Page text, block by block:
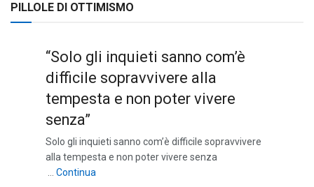
PILLOLE DI OTTIMISMO
“Solo gli inquieti sanno com’è
difficile sopravvivere alla
tempesta e non poter vivere
senza”
Solo gli inquieti sanno com’è difficile sopravvivere
alla tempesta e non poter vivere senza
… Continua